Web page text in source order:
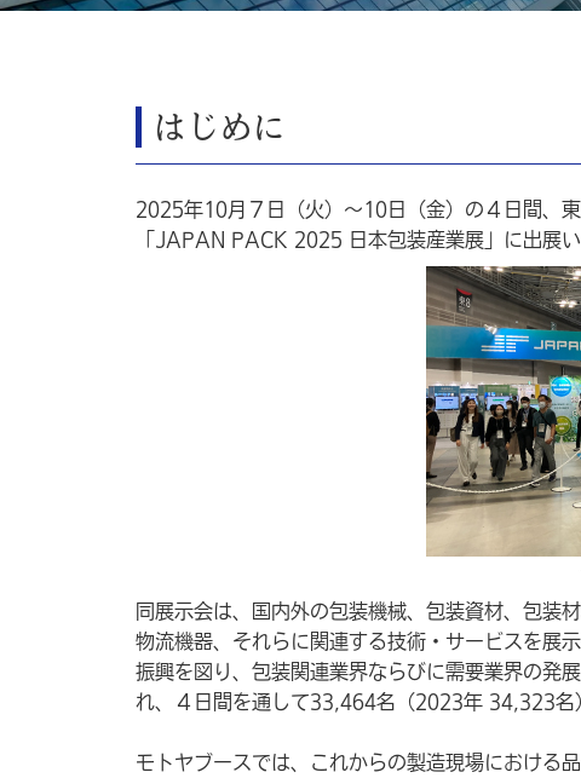
はじめに
2025年10月７日（火）～10日（金）の４日間、
「JAPAN PACK 2025 日本包装産業展」に出展い
同展示会は、国内外の包装機械、包装資材、包装
物流機器、それらに関連する技術・サービスを展
振興を図り、包装関連業界ならびに需要業界の発
れ、４日間を通して33,464名（2023年 34,323名
モトヤブースでは、これからの製造現場における